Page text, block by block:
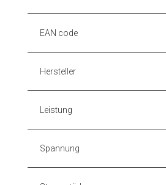
EAN code
Hersteller
Leistung
Spannung